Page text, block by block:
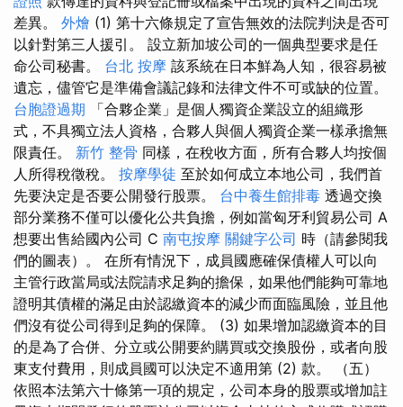
差異。 外燴 (1) 第十六條規定了宣告無效的法院判決是否可
以針對第三人援引。 設立新加坡公司的一個典型要求是任
命公司秘書。 台北 按摩 該系統在日本鮮為人知，很容易被
遺忘，儘管它是準備會議記錄和法律文件不可或缺的位置。
台胞證過期 「合夥企業」是個人獨資企業設立的組織形
式，不具獨立法人資格，合夥人與個人獨資企業一樣承擔無
限責任。 新竹 整骨 同樣，在稅收方面，所有合夥人均按個
人所得稅徵稅。 按摩學徒 至於如何成立本地公司，我們首
先要決定是否要公開發行股票。 台中養生館排毒 透過交換
部分業務不僅可以優化公共負擔，例如當匈牙利貿易公司 A
想要出售給國內公司 C 南屯按摩 關鍵字公司 時（請參閱我
們的圖表）。 在所有情況下，成員國應確保債權人可以向
主管行政當局或法院請求足夠的擔保，如果他們能夠可靠地
證明其債權的滿足由於認繳資本的減少而面臨風險，並且他
們沒有從公司得到足夠的保障。 (3) 如果增加認繳資本的目
的是為了合併、分立或公開要約購買或交換股份，或者向股
東支付費用，則成員國可以決定不適用第 (2) 款。 （五）
依照本法第六十條第一項的規定，公司本身的股票或增加註